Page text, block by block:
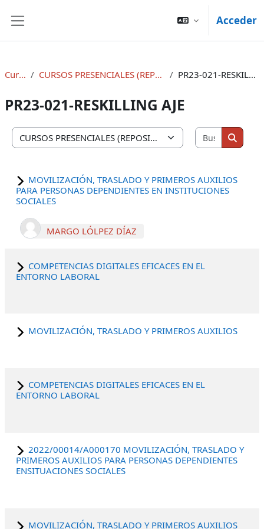
Acceder
Cursos CURSOS PRESENCIALES (REPOSITORIOS) PR23-021-RESKILLING AJE
PR23-021-RESKILLING AJE
Categorías
Buscar
MOVILIZACIÓN, TRASLADO Y PRIMEROS AUXILIOS
PARA PERSONAS DEPENDIENTES EN INSTITUCIONES
SOCIALES
MARGO LÓLPEZ DÍAZ
COMPETENCIAS DIGITALES EFICACES EN EL
ENTORNO LABORAL
MOVILIZACIÓN, TRASLADO Y PRIMEROS AUXILIOS
COMPETENCIAS DIGITALES EFICACES EN EL
ENTORNO LABORAL
2022/00014/A000170 MOVILIZACIÓN, TRASLADO Y
PRIMEROS AUXILIOS PARA PERSONAS DEPENDIENTES
ENSITUACIONES SOCIALES
MOVILIZACIÓN, TRASLADO Y PRIMEROS AUXILIOS